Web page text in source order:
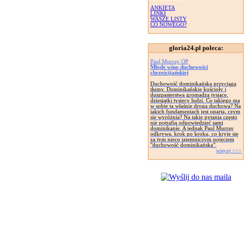
ANKIETA
LINKI
WASZE LISTY
CO NOWEGO?
gloria24.pl poleca:
Paul Murray OP
Młode wino duchowości
chrześcijańskiej
Duchowość dominikańska przyciąga
tłumy. Dominikańskie kościoły i
duszpasterstwa gromadzą tysiące,
dziesiątki tysięcy ludzi. Co takiego ma
w sobie ta właśnie droga duchowa? Na
jakich fundamentach jest oparta, czym
się wyróżnia? Na takie pytania często
nie potrafią odpowiedzieć sami
dominikanie. A jednak Paul Murray
odkrywa, krok po kroku, co kryje się
za tym nieco tajemniczym pojęciem
"duchowość dominikańska".
więcej >>>